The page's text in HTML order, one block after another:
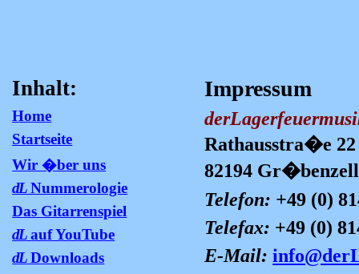
Inhalt: Impressum
Home
Startseite
Wir �ber uns
dLNummerologie
Das Gitarrenspiel
dL auf YouTube
dLDownloads
Rathausstra�e 22
82194 Gr�benzell
Telefon: +49 (0)
Telefax: +49 (0)
E-Mail: